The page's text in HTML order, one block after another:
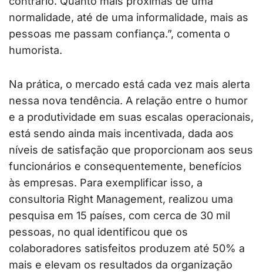
normalidade, até de uma informalidade, mais as
pessoas me passam confiança.”, comenta o
humorista.
Na prática, o mercado está cada vez mais alerta
nessa nova tendência. A relação entre o humor
e a produtividade em suas escalas operacionais,
está sendo ainda mais incentivada, dada aos
níveis de satisfação que proporcionam aos seus
funcionários e consequentemente, benefícios
às empresas. Para exemplificar isso, a
consultoria Right Management, realizou uma
pesquisa em 15 países, com cerca de 30 mil
pessoas, no qual identificou que os
colaboradores satisfeitos produzem até 50% a
mais e elevam os resultados da organização